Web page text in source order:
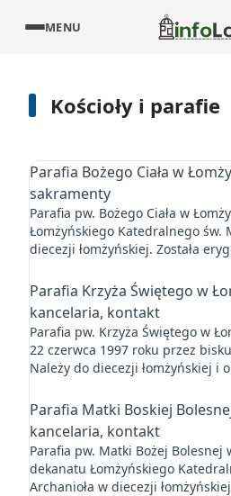
MENU
Kościoły i parafie
Parafia Bożego Ciała w
sakramenty
Parafia pw. Bożego Ciała w
Łomżyńskiego Katedralnego św.
diecezji łomżyńskiej. Została
Parafia Krzyża Świętego w
kancelaria, kontakt
Parafia pw. Krzyża Świętego w
22 czerwca 1997 roku przez
Należy do diecezji łomżyńskiej i
Parafia Matki Boskiej
kancelaria, kontakt
Parafia pw. Matki Bożej Bolesnej
dekanatu Łomżyńskiego
Archanioła w diecezji